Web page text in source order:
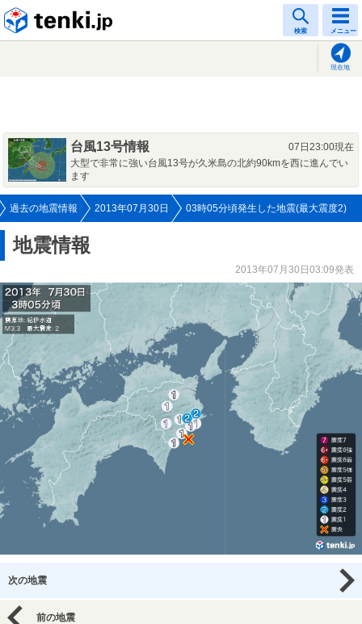
検索 メニュー
現在地
台風13号情報
07日23:00現在
大型で非常に強い台風13号が久米島の北約90kmを西に進んでい
ます
過去の地震情報 2013年07月30日 03時05分頃発生した地震(最大震度2)
地震情報
2013年07月30日03:09発表
次の地震
前の地震